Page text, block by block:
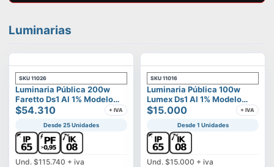
Luminarias
SKU 11026
Luminaria Pública 200w
Faretto Ds1 Al 1% Modelo
Calisto
$54.310 + IVA
Desde 25 Unidades
Und. $115.740 + iva
SKU 11016
Luminaria Pública 100w
Lumex Ds1 Al 1% Modelo
Vega
$15.000 + IVA
Desde 1 Unidades
Und. $15.000 + iva